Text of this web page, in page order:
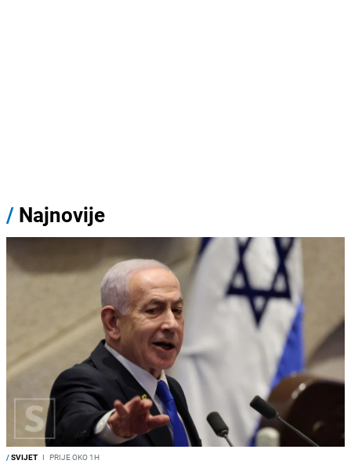
/ Najnovije
/SVIJET I PRIJE OKO 1H